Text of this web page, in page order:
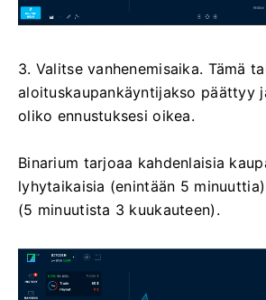
3. Valitse vanhenemisaika. Tämä
aloituskaupankäyntijakso päättyy
oliko ennustuksesi oikea.
Binarium tarjoaa kahdenlaisia
lyhytaikaisia ​​(enintään 5
(5 minuutista 3 kuukauteen).